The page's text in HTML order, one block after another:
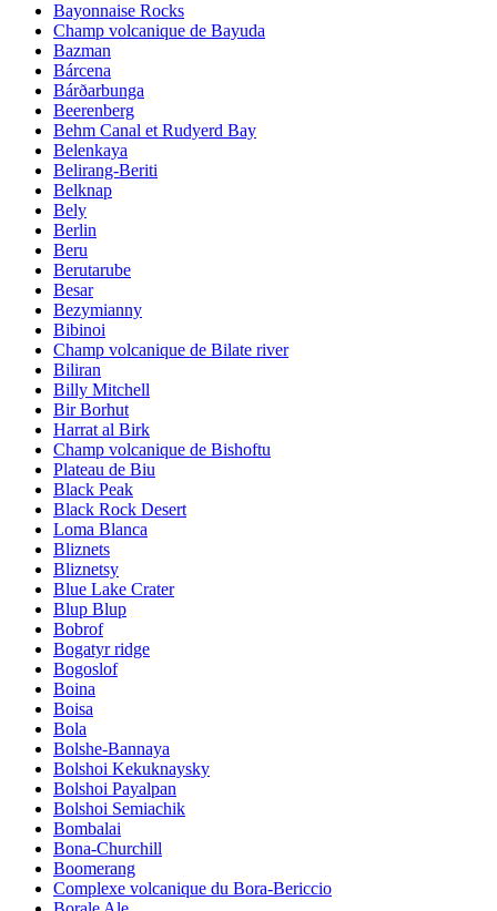
Bayonnaise Rocks
Champ volcanique de Bayuda
Bazman
Bárcena
Bárðarbunga
Beerenberg
Behm Canal et Rudyerd Bay
Belenkaya
Belirang-Beriti
Belknap
Bely
Berlin
Beru
Berutarube
Besar
Bezymianny
Bibinoi
Champ volcanique de Bilate river
Biliran
Billy Mitchell
Bir Borhut
Harrat al Birk
Champ volcanique de Bishoftu
Plateau de Biu
Black Peak
Black Rock Desert
Loma Blanca
Bliznets
Bliznetsy
Blue Lake Crater
Blup Blup
Bobrof
Bogatyr ridge
Bogoslof
Boina
Boisa
Bola
Bolshe-Bannaya
Bolshoi Kekuknaysky
Bolshoi Payalpan
Bolshoi Semiachik
Bombalai
Bona-Churchill
Boomerang
Complexe volcanique du Bora-Bericcio